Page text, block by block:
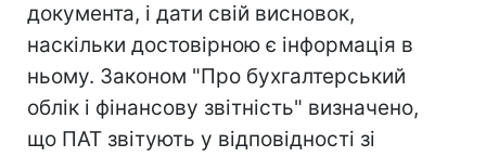
документа, і дати свій висновок,
наскільки достовірною є інформація в
ньому. Законом "Про бухгалтерський
облік і фінансову звітність" визначено,
що ПАТ звітують у відповідності зі